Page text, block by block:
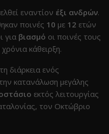
εναντίον έξι ανδρών.
ποινές 10 με 12 ετών
για βιασμό οι ποινές τους
κάθειρξη.
διάρκεια ενός
κατανάλωση μεγάλης
εκτός λειτουργίας
τον Οκτώβριο